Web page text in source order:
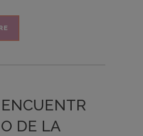
ENCUENTR
O DE LA